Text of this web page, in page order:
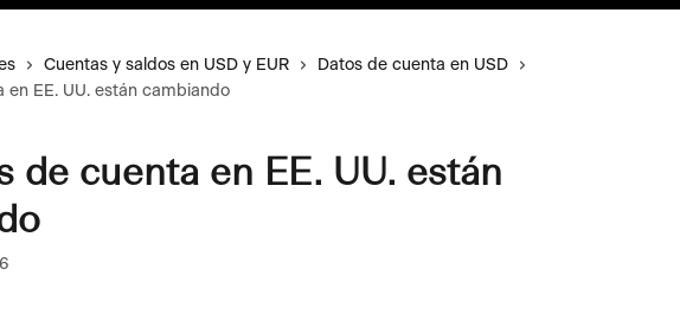
Cuentas y saldos en USD y EUR
Datos de cuenta en USD
en EE. UU. están cambiando
de cuenta en EE. UU. están